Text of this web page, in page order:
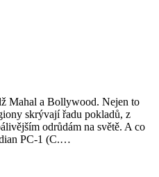
Mahal a Bollywood. Nejen to
skrývají řadu pokladů, z
odrůdám na světě. A co
PC-1 (C.…